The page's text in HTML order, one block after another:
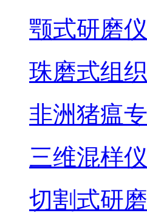
颚式研磨仪
珠磨式组
非洲猪瘟
三维混样仪
切割式研